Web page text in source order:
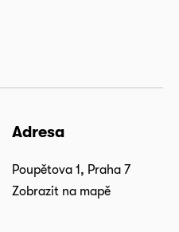
Adresa
Poupětova 1, Praha 7
Zobrazit na mapě